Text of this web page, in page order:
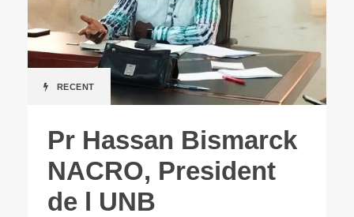
RECENT
Pr Hassan Bismarck
NACRO, President
de l UNB